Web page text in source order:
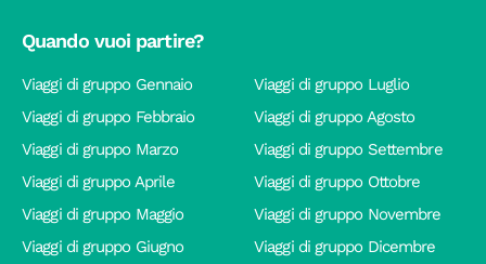
Quando vuoi partire?
Viaggi di gruppo Gennaio
Viaggi di gruppo Febbraio
Viaggi di gruppo Marzo
Viaggi di gruppo Aprile
Viaggi di gruppo Maggio
Viaggi di gruppo Giugno
Viaggi di gruppo Luglio
Viaggi di gruppo Agosto
Viaggi di gruppo Settembre
Viaggi di gruppo Ottobre
Viaggi di gruppo Novembre
Viaggi di gruppo Dicembre